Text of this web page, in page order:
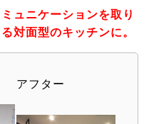
ュニケーションを取り
対面型のキッチンに。
アフター